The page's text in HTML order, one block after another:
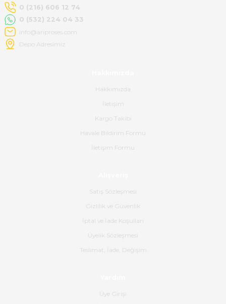
memnun kaldim. Kesinlikle
tavsiye ederim.
mehidin tahsin | 20/06/2026
poşetlerle gönderim yapıyorlar.
olmuş, tam istediğim gibi. Ayrıca
satış personeline de güzel ve
0 (216) 606 12 74
0 (532) 224 04 33
info@ariproses.com
Depo Adresimiz
Hakkımızda
İletişim
Kargo Takibi
Havale Bildirim Formu
İletişim Formu
Satış Sözleşmesi
Gizlilik ve Güvenlik
İptal ve İade Koşulları
Üyelik Sözleşmesi
Teslimat, İade, Değişim
Üye Girişi